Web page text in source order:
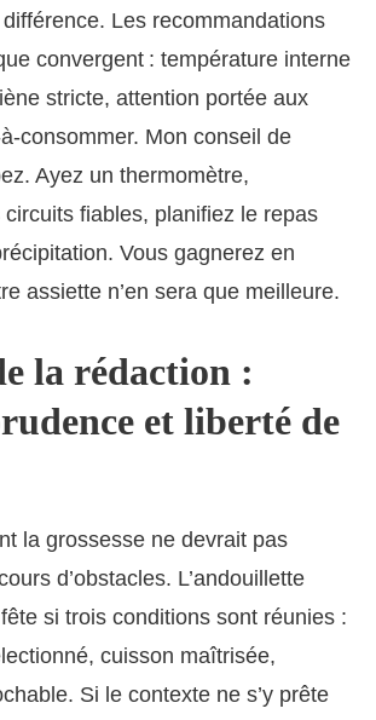
Les recommandations
convergent : température interne
stricte, attention portée aux
consommer. Mon conseil de
Ayez un thermomètre,
fiables, planifiez le repas
Vous gagnerez en
assiette n’en sera que meilleure.
la rédaction :
et liberté de
la grossesse ne devrait pas
d’obstacles. L’andouillette
si trois conditions sont réunies :
cuisson maîtrisée,
Si le contexte ne s’y prête